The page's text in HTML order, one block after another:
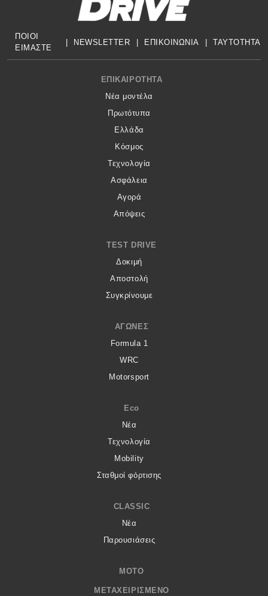
ΠΟΙΟΙ
ΕΙΜΑΣΤΕ
NEWSLETTER ΕΠΙΚΟΙΝΩΝΙΑ TAYTOTHTA
Footer menu
ΕΠΙΚΑΙΡΌΤΗΤΑ
Νέα μοντέλα
Πρωτότυπα
Ελλάδα
Κόσμος
Τεχνολογία
Ασφάλεια
Αγορά
Απόψεις
TEST DRIVE
Δοκιμή
Αποστολή
Συγκρίνουμε
ΑΓΏΝΕΣ
Formula 1
WRC
Motorsport
Eco
Νέα
Τεχνολογία
Mobility
Σταθμοί φόρτισης
CLASSIC
Νέα
Παρουσιάσεις
MOTO
ΜΕΤΑΧΕΙΡΙΣΜΈΝΟ